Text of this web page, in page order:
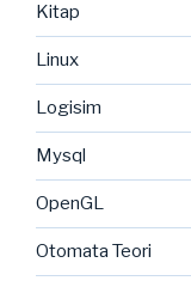
Kitap
Linux
Logisim
Mysql
OpenGL
Otomata Teori